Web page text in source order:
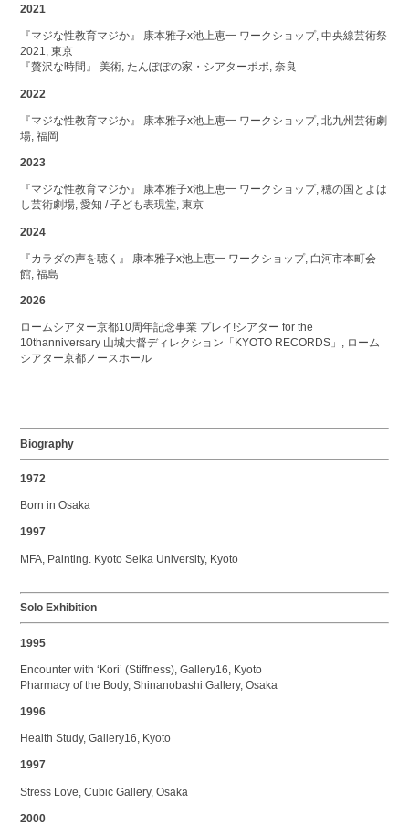
2021
『マジな性教育マジか』 康本雅子x池上恵一 ワークショップ, 中央線芸術祭
2021, 東京
『贅沢な時間』 美術, たんぽぽの家・シアターポポ, 奈良
2022
『マジな性教育マジか』 康本雅子x池上恵一 ワークショップ, 北九州芸術劇
場, 福岡
2023
『マジな性教育マジか』 康本雅子x池上恵一 ワークショップ, 穂の国とよは
し芸術劇場, 愛知 / 子ども表現堂, 東京
2024
『カラダの声を聴く』 康本雅子x池上恵一 ワークショップ, 白河市本町会
館, 福島
2026
ロームシアター京都10周年記念事業 プレイ!シアター for the
10thanniversary 山城大督ディレクション「KYOTO RECORDS」, ローム
シアター京都ノースホール
Biography
1972
Born in Osaka
1997
MFA, Painting. Kyoto Seika University, Kyoto
Solo Exhibition
1995
Encounter with ‘Kori’ (Stiffness), Gallery16, Kyoto
Pharmacy of the Body, Shinanobashi Gallery, Osaka
1996
Health Study, Gallery16, Kyoto
1997
Stress Love, Cubic Gallery, Osaka
2000